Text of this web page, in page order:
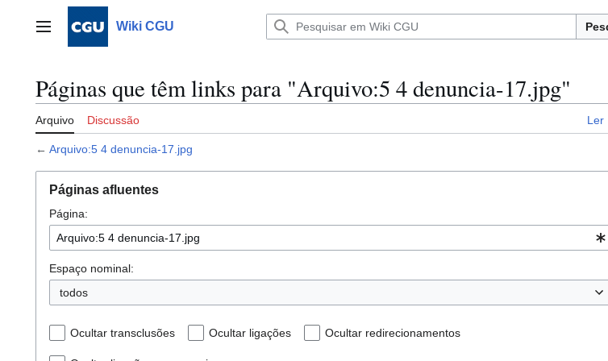
Menu principalWiki CGU
Páginas que têm links para "Arquivo:5 4 denuncia-17.jpg"
Arquivo Discussão Ler
← Arquivo:5 4 denuncia-17.jpg
Páginas afluentes
Página:
Espaço nominal:
todos
Ocultar transclusões Ocultar ligações Ocultar redirecionamentos